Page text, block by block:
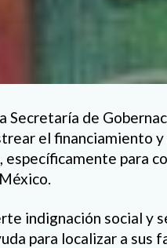
Secretaría de
el financiamiento
para
indignación social y
para localizar a sus